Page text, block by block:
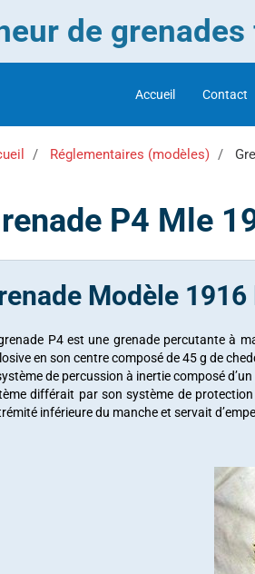
de
Accueil Contact
Réglementaires (modèles)
P4 Mle
Modèle 1916
P4 est une grenade percutante à
en son centre composé de 45 g de
de percussion à inertie composé
différait par son système de
inférieure du manche et servait